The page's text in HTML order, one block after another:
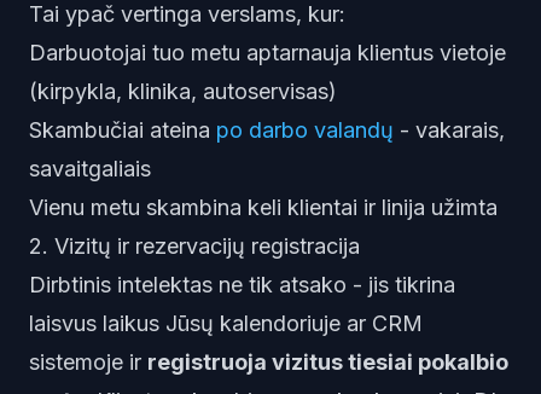
Tai ypač vertinga verslams, kur:
Darbuotojai tuo metu aptarnauja klientus vietoje
(kirpykla, klinika, autoservisas)
Skambučiai ateina po darbo valandų - vakarais,
savaitgaliais
Vienu metu skambina keli klientai ir linija užimta
2. Vizitų ir rezervacijų registracija
Dirbtinis intelektas ne tik atsako - jis tikrina
laisvus laikus Jūsų kalendoriuje ar CRM
sistemoje ir registruoja vizitus tiesiai pokalbio